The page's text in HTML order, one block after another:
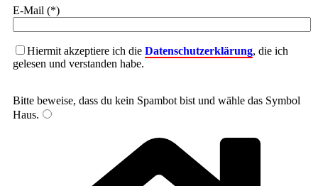
E-Mail (*)
Hiermit akzeptiere ich die Datenschutzerklärung, die ich
gelesen und verstanden habe.
Bitte beweise, dass du kein Spambot bist und wähle das Symbol
Haus.